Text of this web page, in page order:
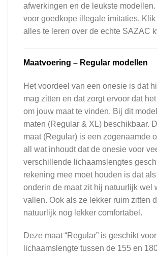
afwerkingen en de leukste
voor goedkope illegale imitaties. Klik
alles te leren over de echte SAZAC
Maatvoering – Regular modellen
Het voordeel van een onesie is dat
mag zitten en dat zorgt ervoor dat
om jouw maat te vinden. Bij dit
maten (Regular & XL) beschikbaar.
maat (Regular) is een zogenaamde
all wat inhoudt dat de onesie voor
verschillende lichaamslengtes
rekening mee moet houden is dat als
onderin de maat zit hij natuurlijk wel
vallen. Ook als ze lekker ruim zitten
natuurlijk nog lekker comfortabel.
Deze maat “Regular” is geschikt
lichaamslengte tussen de 155 en